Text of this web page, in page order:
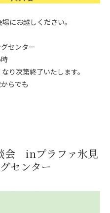
にお越しください。
センター
次第終了いたします。
らでも
会 inプラファ氷見
センター